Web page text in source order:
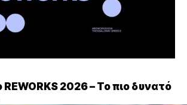
REWORKS 2026 – Το πιο δυνατό